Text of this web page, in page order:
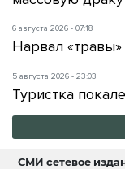
6 августа 2026 - 07:18
Нарвал
5 августа 2026 - 23:03
Туристка
СМИ сетевое